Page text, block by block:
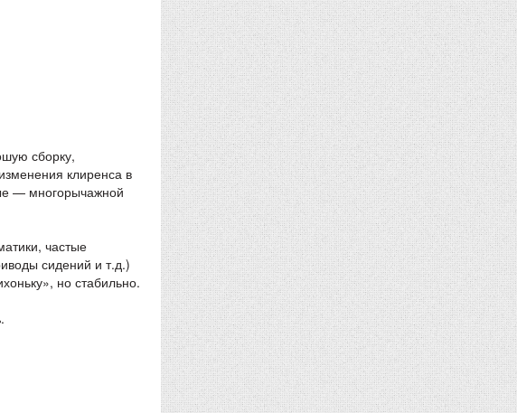
сборку,
клиренса в
— многорычажной
частые
сидений и т.д.)
но стабильно.